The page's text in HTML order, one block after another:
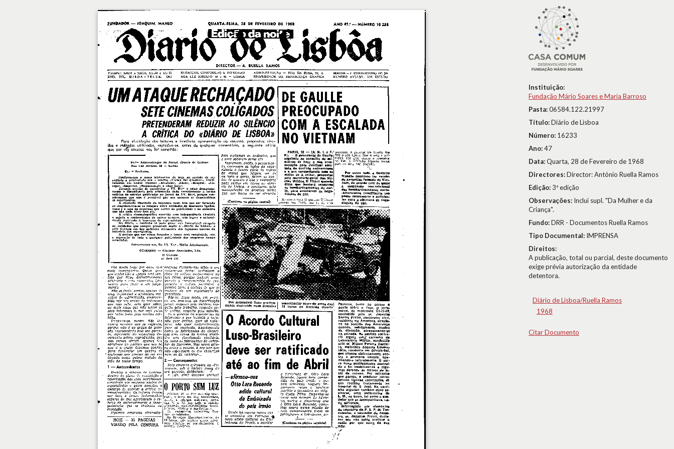
Instituição:
Fundação Mário Soares e Maria Barroso
Pasta:06584.122.21997
Título:Diário de Lisboa
Número: 16233
Ano:47
Data:Quarta, 28 de Fevereiro de 1968
Directores:Director: António Ruella Ramos
Edição:3ª edição
Observações: Inclui supl. "Da Mulher e da
Criança".
Fundo:DRR - Documentos Ruella Ramos
Tipo Documental: IMPRENSA
Direitos:
A publicação, total ou parcial, deste documento
exige prévia autorização da entidade
detentora.
Diário de Lisboa/Ruella Ramos
1968
Citar Documento